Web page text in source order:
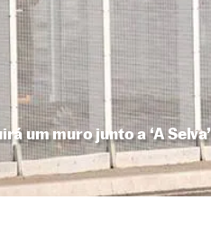
um muro junto a ‘A